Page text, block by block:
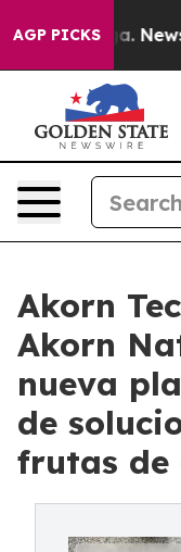
AGP PICKS
Akorn
Akorn
nueva
de
frutas